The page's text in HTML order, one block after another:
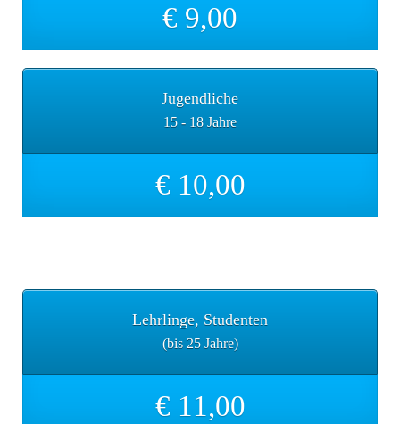
€ 9,00
Jugendliche
15 - 18 Jahre
€ 10,00
Lehrlinge, Studenten
(bis 25 Jahre)
€ 11,00